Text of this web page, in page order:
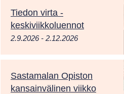
Tiedon virta -
keskiviikkoluennot
2.9.2026 - 2.12.2026
Sastamalan Opiston
kansainvälinen viikko